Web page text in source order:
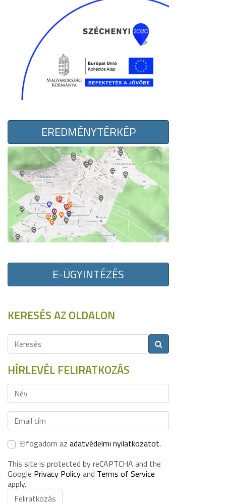
EREDMÉNYTÉRKÉP
E-ÜGYINTÉZÉS
KERESÉS AZ OLDALON
HÍRLEVÉL FELIRATKOZÁS
Elfogadom az adatvédelmi nyilatkozatot.
This site is protected by reCAPTCHA and the
Google Privacy Policyand Terms of Service
apply.
Feliratkozás